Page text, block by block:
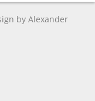
by Alexander